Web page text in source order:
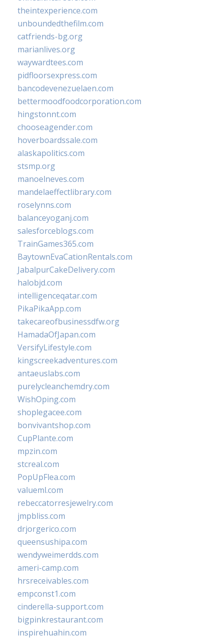
theintexperience.com
unboundedthefilm.com
catfriends-bg.org
marianlives.org
waywardtees.com
pidfloorsexpress.com
bancodevenezuelaen.com
bettermoodfoodcorporation.com
hingstonnt.com
chooseagender.com
hoverboardssale.com
alaskapolitics.com
stsmp.org
manoelneves.com
mandelaeffectlibrary.com
roselynns.com
balanceyoganj.com
salesforceblogs.com
TrainGames365.com
BaytownEvaCationRentals.com
JabalpurCakeDelivery.com
halobjd.com
intelligenceqatar.com
PikaPikaApp.com
takecareofbusinessdfw.org
HamadaOfJapan.com
VersifyLifestyle.com
kingscreekadventures.com
antaeuslabs.com
purelycleanchemdry.com
WishOping.com
shoplegacee.com
bonvivantshop.com
CupPlante.com
mpzin.com
stcreal.com
PopUpFlea.com
valueml.com
rebeccatorresjewelry.com
jmpbliss.com
drjorgerico.com
queensushipa.com
wendyweimerdds.com
ameri-camp.com
hrsreceivables.com
empconst1.com
cinderella-support.com
bigpinkrestaurant.com
inspirehuahin.com